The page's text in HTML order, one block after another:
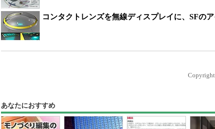
コンタクトレンズを無線ディスプレイに、SFの
あなたにおすすめ